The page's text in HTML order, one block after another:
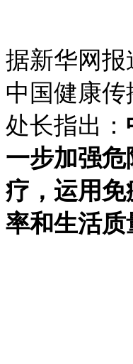
据新华网
中国健康
处长指出：
一步加强
疗，运用
率和生活质